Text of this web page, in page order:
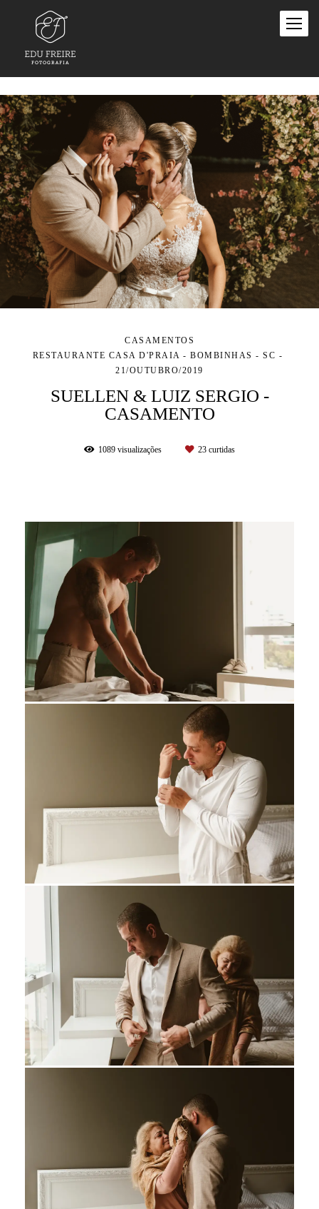
CASAMENTOS
RESTAURANTE CASA D'PRAIA - BOMBINHAS - SC
21/OUTUBRO/2019
SUELLEN & LUIZ SERGIO -
CASAMENTO
1089 visualizações 23 curtidas